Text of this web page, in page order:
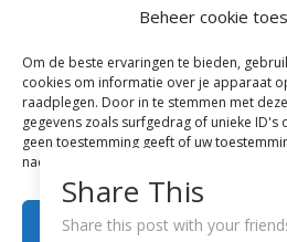
Beheer cookie
Om de beste ervaringen te bieden,
cookies om informatie over je apparaat
raadplegen. Door in te stemmen met
gegevens zoals surfgedrag of unieke ID's
geen toestemming geeft of uw
nadelige invloed hebben op bepaalde
Privacy verklaring
Disclaimer & Copyright
Share This
Share this post with your